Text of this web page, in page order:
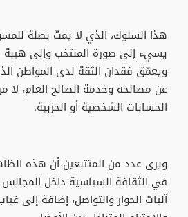
هذا السلوك، الذي لا يمتّ بصلة
يسيء إلى صورة المنتخب وإلى هيبة
ويعمّق فقدان الثقة لدى المواطن
عن مصالحه وخدمة الصالح العام، لا
الحسابات الشخصية أو الحزبية.
ويرى عدد من المتتبعين أن هذه
في الثقافة السياسية داخل
آليات الحوار والتواصل، إضافة إلى